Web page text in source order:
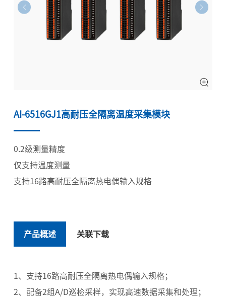
AI-6516GJ1高耐压全隔离温度采集模块
0.2级测量精度
仅支持温度测量
支持16路高耐压全隔离热电偶输入规格
产品概述 关联下载
1、支持16路高耐压全隔离热电偶输入规格；
2、配备2组A/D巡检采样，实现高速数据采集和处理；